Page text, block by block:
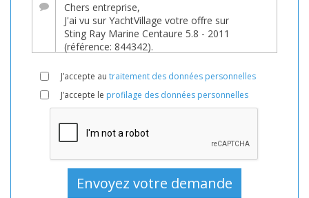
YachtVillage.net.
Bateau,
Bateaux,
En
vente,
D'occasion,
Bateau
à
J’accepte au traitement des données personnelles
J’accepte le profilage des données personnelles